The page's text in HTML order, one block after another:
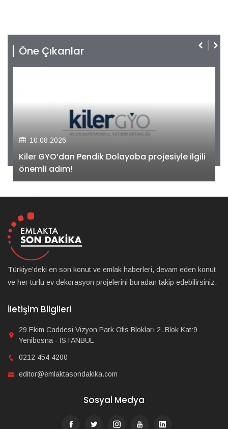
Öne Çıkanlar
10.08.2026
Kiler GYO’dan Pendik Dolayoba projesiyle ilgili
önemli adım!
Türkiye'deki en son konut ve emlak haberleri, devam eden konut
ve her türlü ev dekorasyon projelerini buradan takip edebilirsiniz.
İletişim Bilgileri
29 Ekim Caddesi Vizyon Park Ofis Blokları 2. Blok Kat:9
Yenibosna - İSTANBUL
0212 454 4200
editor@emlaktasondakika.com
Sosyal Medya